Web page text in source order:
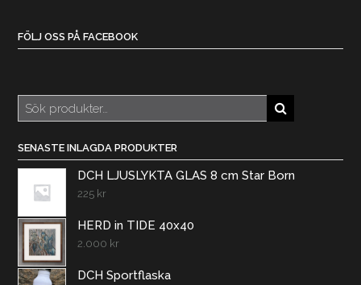
FÖLJ OSS PÅ FACEBOOK
Sök
efter:
SENASTE INLAGDA PRODUKTER
DCH LJUSLYKTA GLAS 8 cm Star Born
225 kr
HERD in TIDE 40x40
2.000 kr
DCH Sportflaska